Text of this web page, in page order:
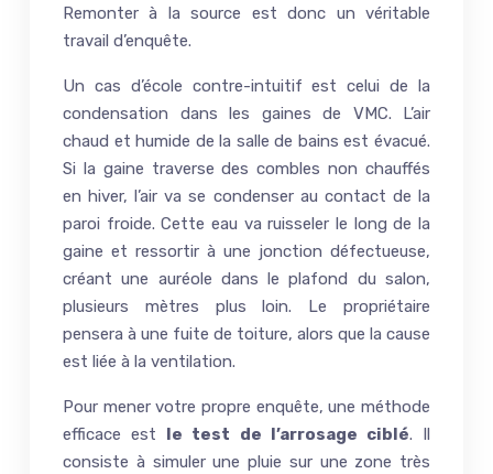
Remonter à la source est donc un véritable
travail d’enquête.
Un cas d’école contre-intuitif est celui de la
condensation dans les gaines de VMC. L’air
chaud et humide de la salle de bains est évacué.
Si la gaine traverse des combles non chauffés
en hiver, l’air va se condenser au contact de la
paroi froide. Cette eau va ruisseler le long de la
gaine et ressortir à une jonction défectueuse,
créant une auréole dans le plafond du salon,
plusieurs mètres plus loin. Le propriétaire
pensera à une fuite de toiture, alors que la cause
est liée à la ventilation.
Pour mener votre propre enquête, une méthode
efficace est le test de l’arrosage ciblé. Il
consiste à simuler une pluie sur une zone très